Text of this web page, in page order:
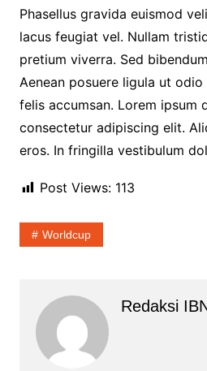
Phasellus gravida euismod
lacus feugiat vel. Nullam
pretium viverra. Sed
Aenean posuere ligula ut
felis accumsan. Lorem ipsum
consectetur adipiscing elit.
eros. In fringilla vestibulum
Post Views: 113
Worldcup
Redaksi